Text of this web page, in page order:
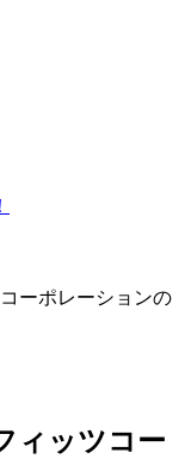
ーポレーションの
ィッツコー